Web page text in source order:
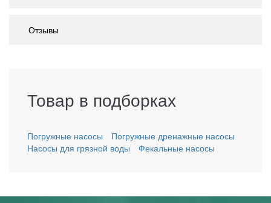
Отзывы
Товар в подборках
Погружные насосы
Погружные дренажные насосы
Насосы для грязной воды
Фекальные насосы